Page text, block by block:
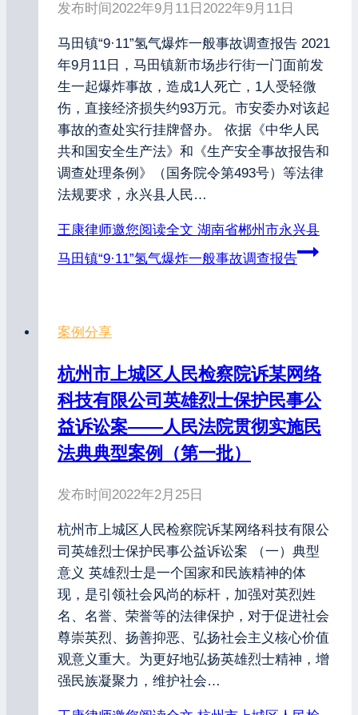
发布时间2022年9月11日 2022年9月11日
马田镇“9·11”氢气爆炸一般事故调查报告 2021
年9月11日，马田镇新市场步行街一门面前发
生一起爆炸事故，造成1人死亡，1人受轻微
伤，直接经济损失约93万元。市安委办对该起
事故的查处实行挂牌督办。 依据《中华人民
共和国安全生产法》和《生产安全事故报告和
调查处理条例》（国务院令第493号）等法律
法规要求，永兴县人民…
王康律师邀您阅读全文 湖南省郴州市永兴县
马田镇“9·11”氢气爆炸一般事故调查报告
案例分享
杭州市上城区人民检察院诉某网络
科技有限公司英雄烈士保护民事公
益诉讼案——人民法院贯彻实施民
法典典型案例（第一批）
发布时间2022年2月25日
杭州市上城区人民检察院诉某网络科技有限公
司英雄烈士保护民事公益诉讼案 （一）典型
意义 英雄烈士是一个国家和民族精神的体
现，是引领社会风尚的标杆，加强对英烈姓
名、名誉、荣誉等的法律保护，对于促进社会
尊崇英烈、扬善抑恶、弘扬社会主义核心价值
观意义重大。为更好地弘扬英雄烈士精神，增
强民族凝聚力，维护社会…